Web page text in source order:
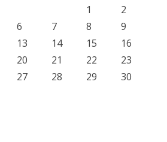
1
2
6 7 8
9
13 14 15
16
20 21 22
23
27 28 29
30